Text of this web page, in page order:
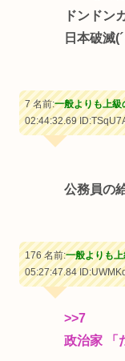
ドンドン
日本破滅
7 名前:一般よりも上級
02:44:32.69
公務員の
176 名前:一般よりも
05:27:47.84
>>7
政治家 「